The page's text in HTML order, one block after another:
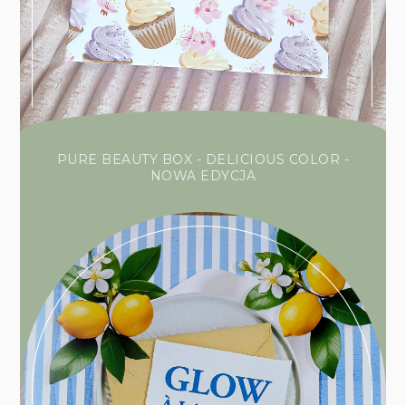
PURE BEAUTY BOX - DELICIOUS COLOR -
NOWA EDYCJA